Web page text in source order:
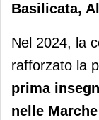
Basilicata,
Nel 2024, la
rafforzato la
prima
nelle